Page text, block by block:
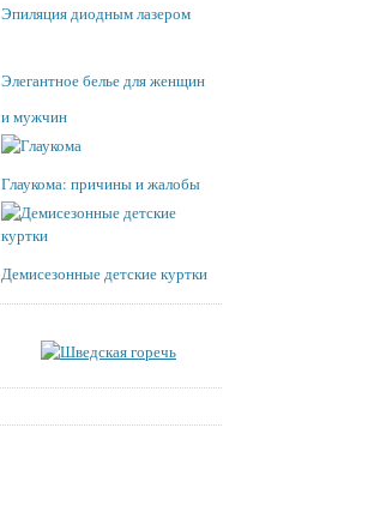
Эпиляция диодным лазером
Элегантное белье для женщин
и мужчин
Глаукома: причины и жалобы
Демисезонные детские куртки